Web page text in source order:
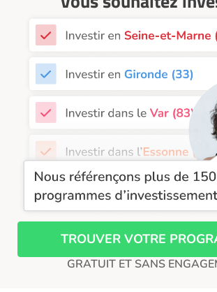
TROUVER VOTRE
GRATUIT ET SANS